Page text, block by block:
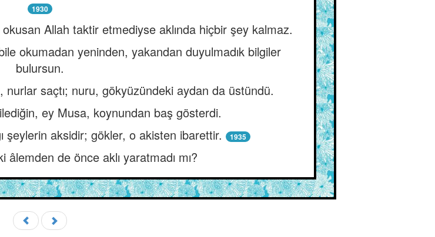
1930
Allah taktir etmediyse aklında hiçbir şey kalmaz.
okumadan yeninden, yakandan duyulmadık bilgiler
bulursun.
nurlar saçtı; nuru, gökyüzündeki aydan da üstündü.
ey Musa, koynundan baş gösterdi.
şeylerin aksidir; gökler, o akisten ibarettir.
1935
âlemden de önce aklı yaratmadı mı?